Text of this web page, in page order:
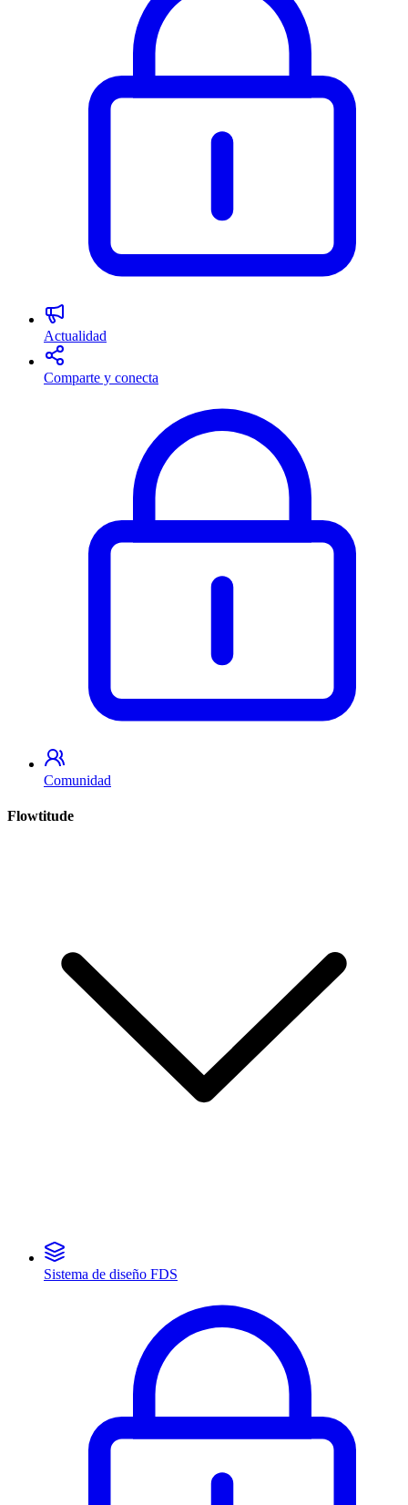
Actualidad
Comparte y conecta
Comunidad
Flowtitude
Sistema de diseño FDS